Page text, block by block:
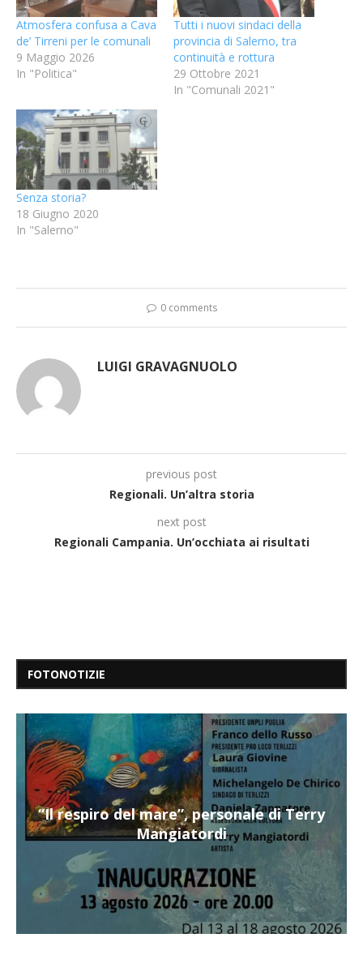
Atmosfera confusa a Cava
de’ Tirreni per le comunali
9 Maggio 2026
In "Politica"
Tutti i nuovi sindaci della
provincia di Salerno, tra
continuità e rottura
29 Ottobre 2021
In "Comunali 2021"
Senza storia?
18 Giugno 2020
In "Salerno"
0 comments
LUIGI GRAVAGNUOLO
previous post
Regionali. Un’altra storia
next post
Regionali Campania. Un’occhiata ai risultati
FOTONOTIZIE
“Il respiro del mare”, personale di Terry
Mangiatordi